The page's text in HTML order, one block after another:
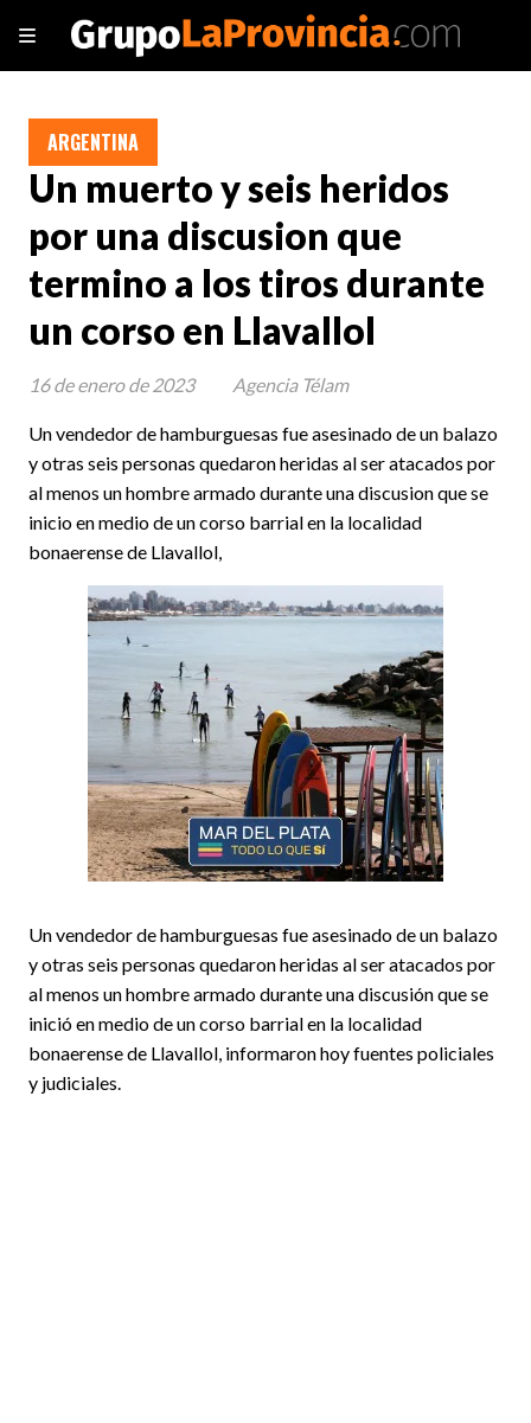
Un muerto y seis heridos
por una discusion que
termino a los tiros durante
un corso en Llavallol
Un vendedor de hamburguesas fue asesinado de un balazo
y otras seis personas quedaron heridas al ser atacados por
al menos un hombre armado durante una discusion que se
inicio en medio de un corso barrial en la localidad
bonaerense de Llavallol,
ARGENTINA
16 de enero de 2023 Agencia Télam
Un vendedor de hamburguesas fue asesinado de un balazo
y otras seis personas quedaron heridas al ser atacados por
al menos un hombre armado durante una discusión que se
inició en medio de un corso barrial en la localidad
bonaerense de Llavallol, informaron hoy fuentes policiales
y judiciales.